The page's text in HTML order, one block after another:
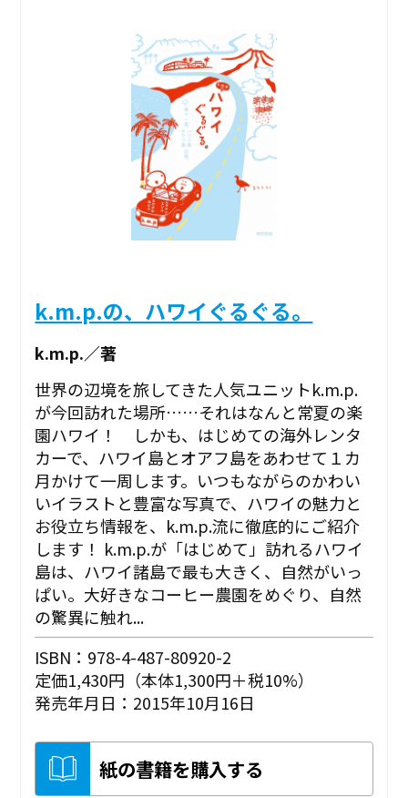
k.m.p.の、ハワイぐるぐる。
k.m.p.／著
世界の辺境を旅してきた人気ユニットk.m.p.
が今回訪れた場所……それはなんと常夏の楽
園ハワイ！ しかも、はじめての海外レンタ
カーで、ハワイ島とオアフ島をあわせて１カ
月かけて一周します。いつもながらのかわい
いイラストと豊富な写真で、ハワイの魅力と
お役立ち情報を、k.m.p.流に徹底的にご紹介
します！ k.m.p.が「はじめて」訪れるハワイ
島は、ハワイ諸島で最も大きく、自然がいっ
ぱい。大好きなコーヒー農園をめぐり、自然
の驚異に触れ...
ISBN：978-4-487-80920-2
定価1,430円（本体1,300円＋税10%）
発売年月日：2015年10月16日
紙の書籍を購入する